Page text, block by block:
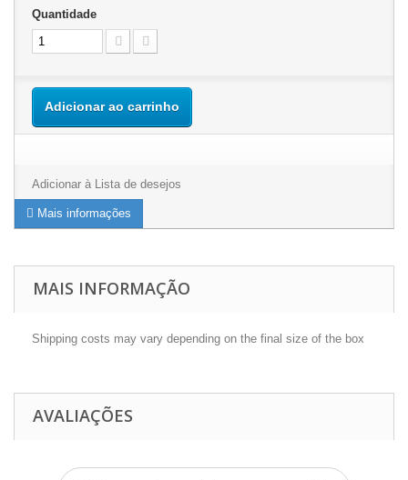
Quantidade
Adicionar ao carrinho
Adicionar à Lista de desejos
Mais informações
MAIS INFORMAÇÃO
Shipping costs may vary depending on the final size of the box
AVALIAÇÕES